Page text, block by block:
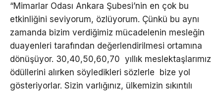
“Mimarlar Odası Ankara Şubesi’nin en çok bu
etkinliğini seviyorum, özlüyorum. Çünkü bu aynı
zamanda bizim verdiğimiz mücadelenin mesleğin
duayenleri tarafından değerlendirilmesi ortamına
dönüşüyor. 30,40,50,60,70 yıllık meslektaşlarımız
ödüllerini alırken söyledikleri sözlerle bize yol
gösteriyorlar. Sizin varlığınız, ülkemizin sıkıntılı